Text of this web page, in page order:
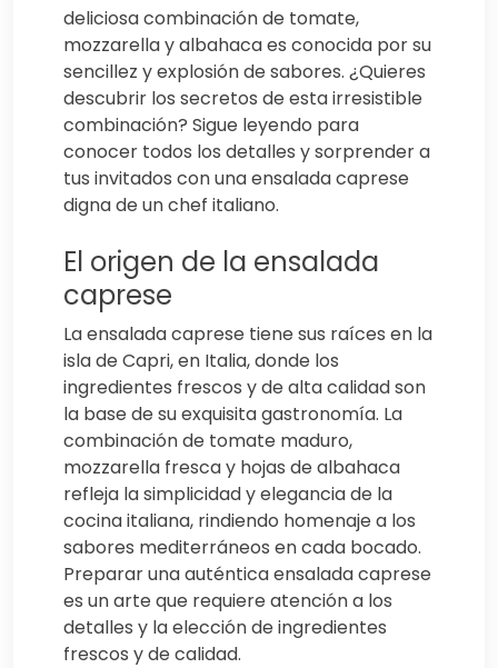
deliciosa combinación de tomate,
mozzarella y albahaca es conocida por su
sencillez y explosión de sabores. ¿Quieres
descubrir los secretos de esta irresistible
combinación? Sigue leyendo para
conocer todos los detalles y sorprender a
tus invitados con una ensalada caprese
digna de un chef italiano.
El origen de la ensalada
caprese
La ensalada caprese tiene sus raíces en la
isla de Capri, en Italia, donde los
ingredientes frescos y de alta calidad son
la base de su exquisita gastronomía. La
combinación de tomate maduro,
mozzarella fresca y hojas de albahaca
refleja la simplicidad y elegancia de la
cocina italiana, rindiendo homenaje a los
sabores mediterráneos en cada bocado.
Preparar una auténtica ensalada caprese
es un arte que requiere atención a los
detalles y la elección de ingredientes
frescos y de calidad.